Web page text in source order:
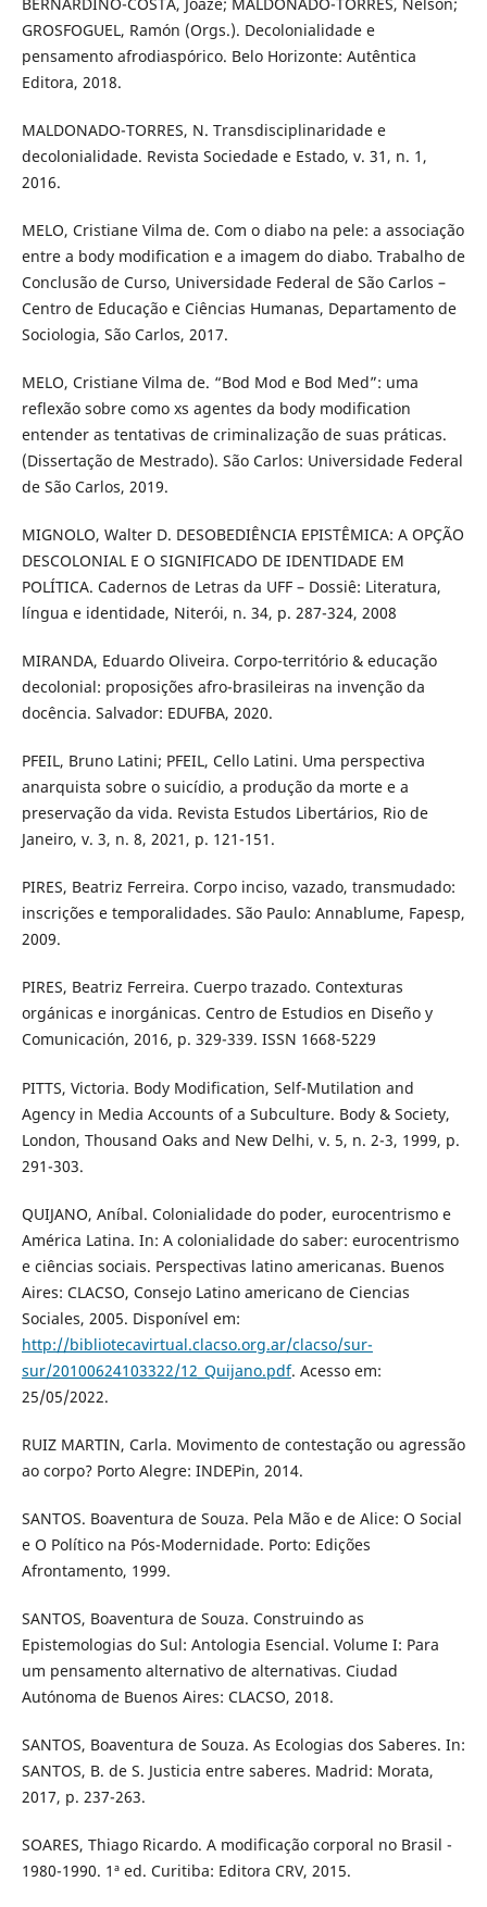
BERNARDINO-COSTA, Joaze; MALDONADO-TORRES, Nelson;
GROSFOGUEL, Ramón (Orgs.). Decolonialidade e
pensamento afrodiaspórico. Belo Horizonte: Autêntica
Editora, 2018.
MALDONADO-TORRES, N. Transdisciplinaridade e
decolonialidade. Revista Sociedade e Estado, v. 31, n. 1,
2016.
MELO, Cristiane Vilma de. Com o diabo na pele: a associação
entre a body modification e a imagem do diabo. Trabalho de
Conclusão de Curso, Universidade Federal de São Carlos –
Centro de Educação e Ciências Humanas, Departamento de
Sociologia, São Carlos, 2017.
MELO, Cristiane Vilma de. “Bod Mod e Bod Med”: uma
reflexão sobre como xs agentes da body modification
entender as tentativas de criminalização de suas práticas.
(Dissertação de Mestrado). São Carlos: Universidade Federal
de São Carlos, 2019.
MIGNOLO, Walter D. DESOBEDIÊNCIA EPISTÊMICA: A OPÇÃO
DESCOLONIAL E O SIGNIFICADO DE IDENTIDADE EM
POLÍTICA. Cadernos de Letras da UFF – Dossiê: Literatura,
língua e identidade, Niterói, n. 34, p. 287-324, 2008
MIRANDA, Eduardo Oliveira. Corpo-território & educação
decolonial: proposições afro-brasileiras na invenção da
docência. Salvador: EDUFBA, 2020.
PFEIL, Bruno Latini; PFEIL, Cello Latini. Uma perspectiva
anarquista sobre o suicídio, a produção da morte e a
preservação da vida. Revista Estudos Libertários, Rio de
Janeiro, v. 3, n. 8, 2021, p. 121-151.
PIRES, Beatriz Ferreira. Corpo inciso, vazado, transmudado:
inscrições e temporalidades. São Paulo: Annablume, Fapesp,
2009.
PIRES, Beatriz Ferreira. Cuerpo trazado. Contexturas
orgánicas e inorgánicas. Centro de Estudios en Diseño y
Comunicación, 2016, p. 329-339. ISSN 1668-5229
PITTS, Victoria. Body Modification, Self-Mutilation and
Agency in Media Accounts of a Subculture. Body & Society,
London, Thousand Oaks and New Delhi, v. 5, n. 2-3, 1999, p.
291-303.
QUIJANO, Aníbal. Colonialidade do poder, eurocentrismo e
América Latina. In: A colonialidade do saber: eurocentrismo
e ciências sociais. Perspectivas latino americanas. Buenos
Aires: CLACSO, Consejo Latino americano de Ciencias
Sociales, 2005. Disponível em:
http://bibliotecavirtual.clacso.org.ar/clacso/sur-
sur/20100624103322/12_Quijano.pdf. Acesso em:
25/05/2022.
RUIZ MARTIN, Carla. Movimento de contestação ou agressão
ao corpo? Porto Alegre: INDEPin, 2014.
SANTOS. Boaventura de Souza. Pela Mão e de Alice: O Social
e O Político na Pós-Modernidade. Porto: Edições
Afrontamento, 1999.
SANTOS, Boaventura de Souza. Construindo as
Epistemologias do Sul: Antologia Esencial. Volume I: Para
um pensamento alternativo de alternativas. Ciudad
Autónoma de Buenos Aires: CLACSO, 2018.
SANTOS, Boaventura de Souza. As Ecologias dos Saberes. In:
SANTOS, B. de S. Justicia entre saberes. Madrid: Morata,
2017, p. 237-263.
SOARES, Thiago Ricardo. A modificação corporal no Brasil -
1980-1990. 1ª ed. Curitiba: Editora CRV, 2015.